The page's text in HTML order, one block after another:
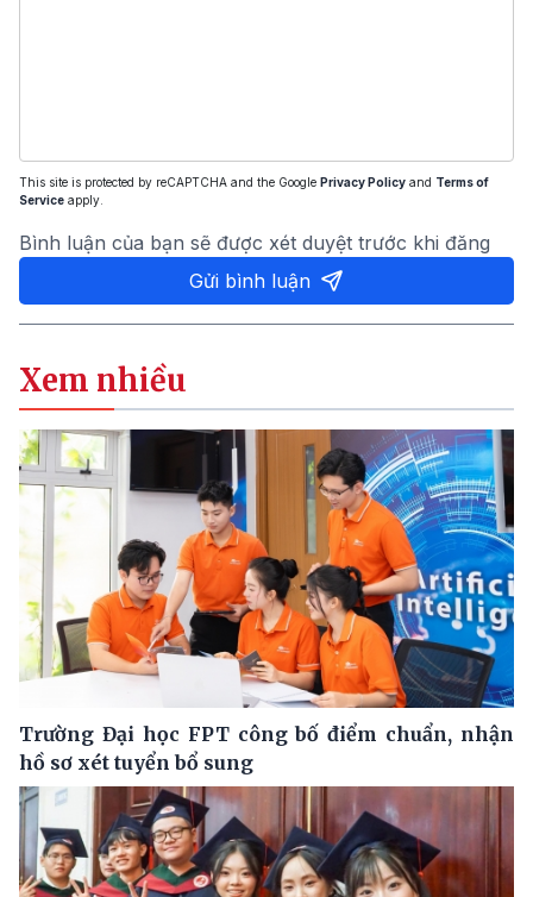
This site is protected by reCAPTCHA and the Google Privacy Policy and Terms of
Service apply.
Bình luận của bạn sẽ được xét duyệt trước khi đăng
Gửi bình luận
Xem nhiều
Trường Đại học FPT công bố điểm chuẩn, nhận
hồ sơ xét tuyển bổ sung